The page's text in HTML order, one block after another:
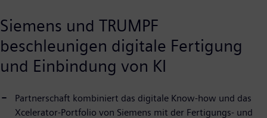
Siemens und TRUMPF
beschleunigen digitale Fertigung
und Einbindung von KI
Partnerschaft kombiniert das digitale Know-how und das
Xcelerator-Portfolio von Siemens mit der Fertigungs- und